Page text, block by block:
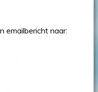
emailbericht naar: